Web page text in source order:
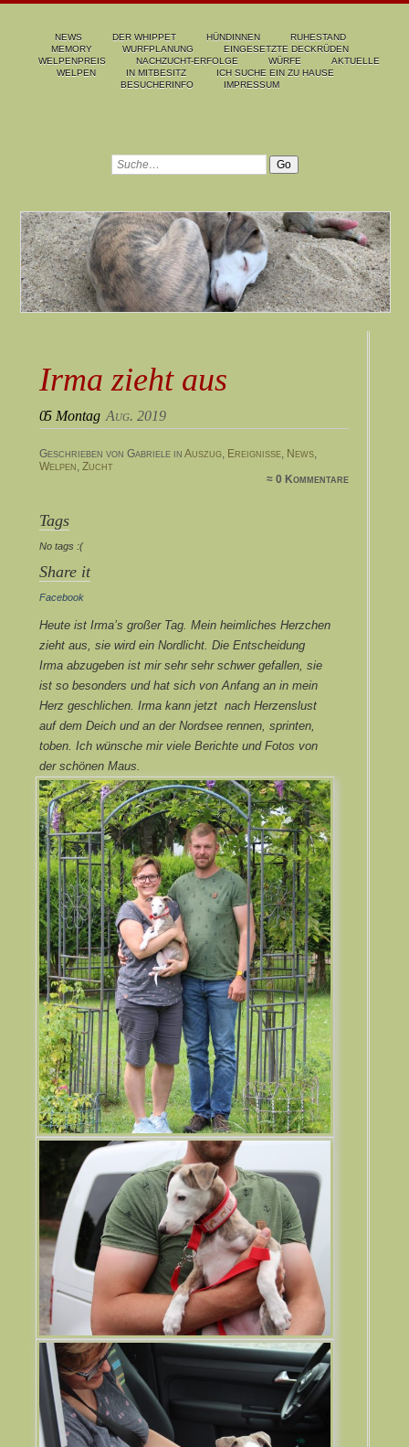
NEWS DER WHIPPET HÜNDINNEN
RUHESTAND
MEMORY
WURFPLANUNG
EINGESETZTE DECKRÜDEN
WELPENPREIS
NACHZUCHT-ERFOLGE WÜRFE
AKTUELLE
WELPEN
IN MITBESITZ
ICH SUCHE EIN ZU HAUSE
BESUCHERINFO
IMPRESSUM
Irma zieht aus
05 Montag Aug. 2019
Geschrieben von Gabriele in Auszug, Ereignisse, News,
Welpen, Zucht
≈ 0 Kommentare
Tags
No tags :(
Share it
Facebook
Heute ist Irma’s großer Tag. Mein heimliches Herzchen
zieht aus, sie wird ein Nordlicht. Die Entscheidung
Irma abzugeben ist mir sehr sehr schwer gefallen, sie
ist so besonders und hat sich von Anfang an in mein
Herz geschlichen. Irma kann jetzt nach Herzenslust
auf dem Deich und an der Nordsee rennen, sprinten,
toben. Ich wünsche mir viele Berichte und Fotos von
der schönen Maus.